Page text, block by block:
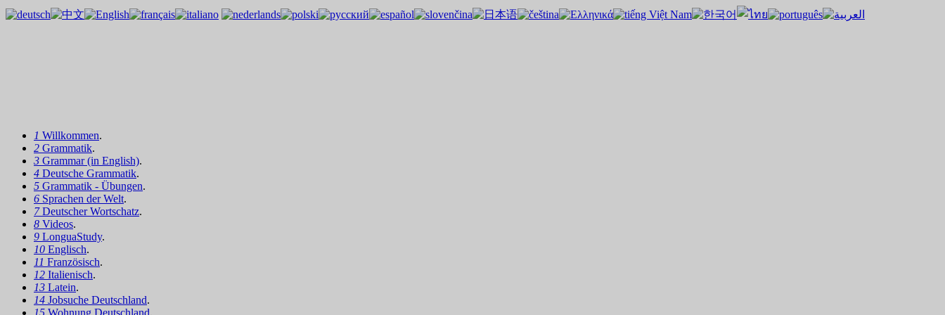
1 Willkommen.
2 Grammatik.
3 Grammar (in English).
4 Deutsche Grammatik.
5 Grammatik - Übungen.
6 Sprachen der Welt.
7Deutscher Wortschatz.
8 Videos.
9 LonguaStudy.
10 Englisch.
11 Französisch.
12 Italienisch.
13 Latein.
14 Jobsuche Deutschland.
15 Wohnung Deutschland.